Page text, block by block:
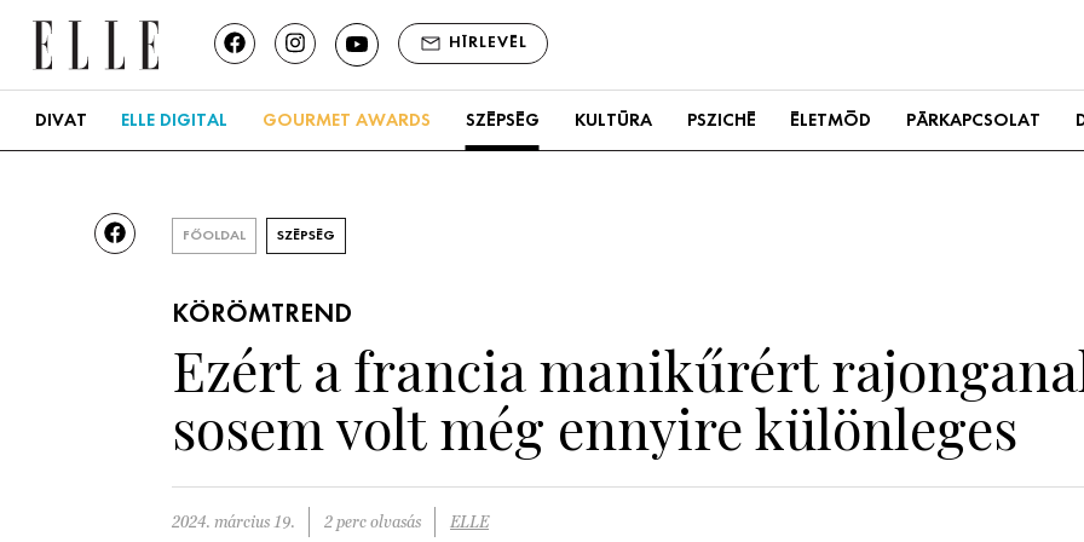
HÍRLEVÉL
DIVAT ELLE DIGITAL GOURMET AWARDS SZÉPSÉG KULTÚRA PSZICHÉ ÉLETMÓD PÁRKAPCSOLAT
FŐOLDAL SZÉPSÉG
KÖRÖMTREND
Ezért a francia manikűrért
sosem volt még ennyire különleges
2024. március 19. 2 perc olvasás ELLE